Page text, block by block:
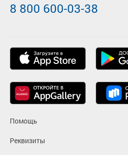
Помощь
Реквизиты
8 800 600-03-38